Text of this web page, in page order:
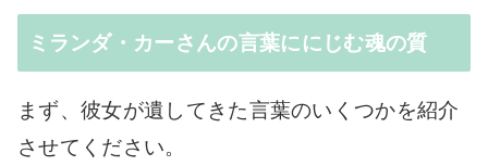
ミランダ・カーさんの言葉ににじむ魂の質
まず、彼女が遺してきた言葉のいくつかを紹介
させてください。